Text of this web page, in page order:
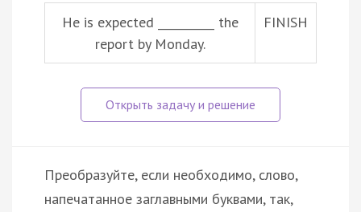
He is expected __________ the
report by Monday.
FINISH
Преобразуйте, если необходимо, слово,
напечатанное заглавными буквами, так,